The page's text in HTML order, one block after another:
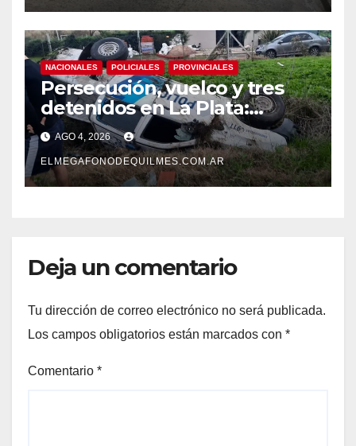
NACIONALES POLICIALES PROVINCIALES
Persecución, vuelco y tres
detenidos en La Plata:
recuperaron motos robadas
tras un operativo policial
AGO 4, 2026
ELMEGAFONODEQUILMES.COM.AR
Deja un comentario
Tu dirección de correo electrónico no será publicada.
Los campos obligatorios están marcados con *
Comentario *